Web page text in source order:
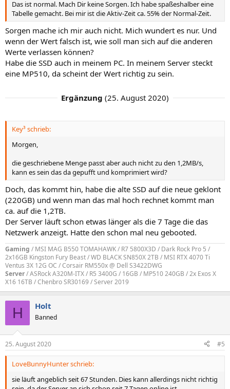
Das ist normal. Mach Dir keine Sorgen. Ich habe spaßeshalber eine
Tabelle gemacht. Bei mir ist die Aktiv-Zeit ca. 55% der Normal-Zeit.
Sorgen mache ich mir auch nicht. Mich wundert es nur. Und
wenn der Wert falsch ist, wie soll man sich auf die anderen
Werte verlassen können?
Habe die SSD auch in meinem PC. In meinem Server steckt
eine MP510, da scheint der Wert richtig zu sein.
Ergänzung (25. August 2020)
Key³ schrieb:
Morgen,
die geschriebene Menge passt aber auch nicht zu den 1,2MB/s,
kann es sein das da gepufft und komprimiert wird?
Doch, das kommt hin, habe die alte SSD auf die neue geklont
(220GB) und wenn man das mal hoch rechnet kommt man
ca. auf die 1,2TB.
Der Server läuft schon etwas länger als die 7 Tage die das
Netzwerk anzeigt. Hatte den schon mal neu gebooted.
Gaming / MSI MAG B550 TOMAHAWK / R7 5800X3D / Dark Rock Pro 5 /
2x16GB Kingston Fury Beast / WD BLACK SN850X 2TB / MSI RTX 4070 Ti
Ventus 3X 12G OC / Corsair RM550x @ Dell S3422DWG
Server/ ASRock A320M-ITX / R5 3400G / 16GB / MP510 240GB / 2x Exos X
X16 16TB / Chenbro SR30169 / Server 2019
H Holt
Banned
25. August 2020 #5
LoveBunnyHunter schrieb:
sie läuft angeblich seit 67 Stunden. Dies kann allerdings nicht richtig